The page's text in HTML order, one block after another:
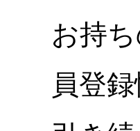
お持
員登